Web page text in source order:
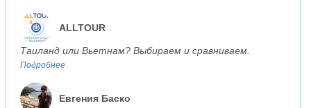
ALLTOUR
Таиланд или Вьетнам? Выбираем и сравниваем.
Подробнее
Евгения Баско